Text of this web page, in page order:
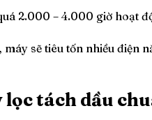
2.000 – 4.000 giờ hoạt
sẽ tiêu tốn nhiều điện
tách dầu